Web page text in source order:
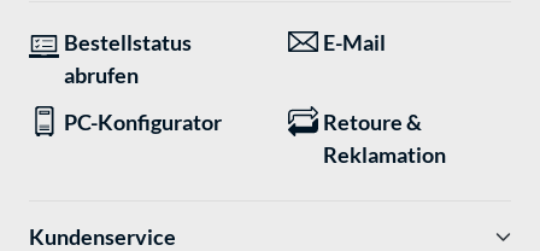
Bestellstatus
abrufen
E-Mail
PC-Konfigurator
Retoure &
Reklamation
Kundenservice